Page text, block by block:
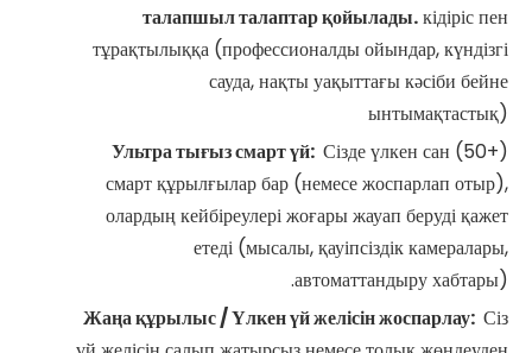
талапшыл талаптар қойылады.кідіріс пен
тұрақтылыққа (профессионалды ойындар, күндізгі
сауда, нақты уақыттағы кәсіби бейне
ынтымақтастық)
Ультра тығыз смарт үй: Сізде үлкен сан (50+)
смарт құрылғылар бар (немесе жоспарлап отыр),
олардың кейбіреулері жоғары жауап беруді қажет
етеді (мысалы, қауіпсіздік камералары,
автоматтандыру хабтары).
Жаңа құрылыс / Үлкен үй желісін жоспарлау: Сіз